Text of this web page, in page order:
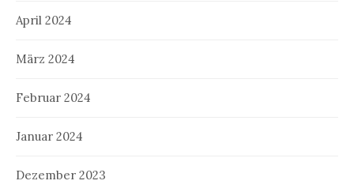
April 2024
März 2024
Februar 2024
Januar 2024
Dezember 2023